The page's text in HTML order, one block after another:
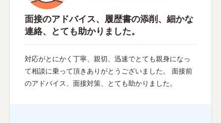
面接のアドバイス、履歴書の添削、細かな
連絡、とても助かりました。
対応がとにかく丁寧、親切、迅速でとても親身になっ
て相談に乗って頂きありがとうございました。 面接前
のアドバイス、面接対策、とても助かりました。